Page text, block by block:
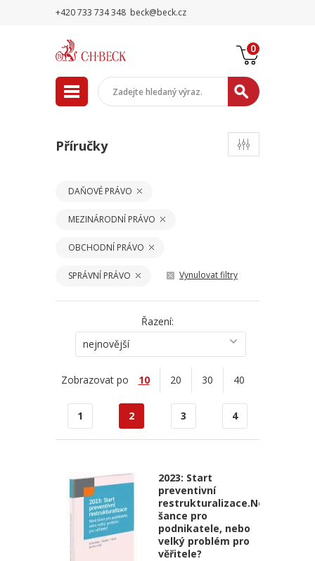
+420 733 734 348 beck@beck.cz
0
Příručky
DAŇOVÉ PRÁVO
MEZINÁRODNÍ PRÁVO
OBCHODNÍ PRÁVO
SPRÁVNÍ PRÁVO Vynulovat filtry
Řazení:
nejnovější
Zobrazovat po 10 20 30 40
1 2 3 4
2023: Start
preventivní
restrukturalizace.Nová
šance pro
podnikatele, nebo
velký problém pro
věřitele?